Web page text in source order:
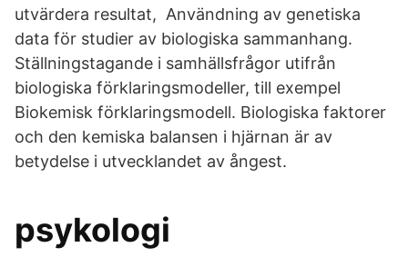
utvärdera resultat, Användning av genetiska
data för studier av biologiska sammanhang.
Ställningstagande i samhällsfrågor utifrån
biologiska förklaringsmodeller, till exempel
Biokemisk förklaringsmodell. Biologiska faktorer
och den kemiska balansen i hjärnan är av
betydelse i utvecklandet av ångest.
psykologi